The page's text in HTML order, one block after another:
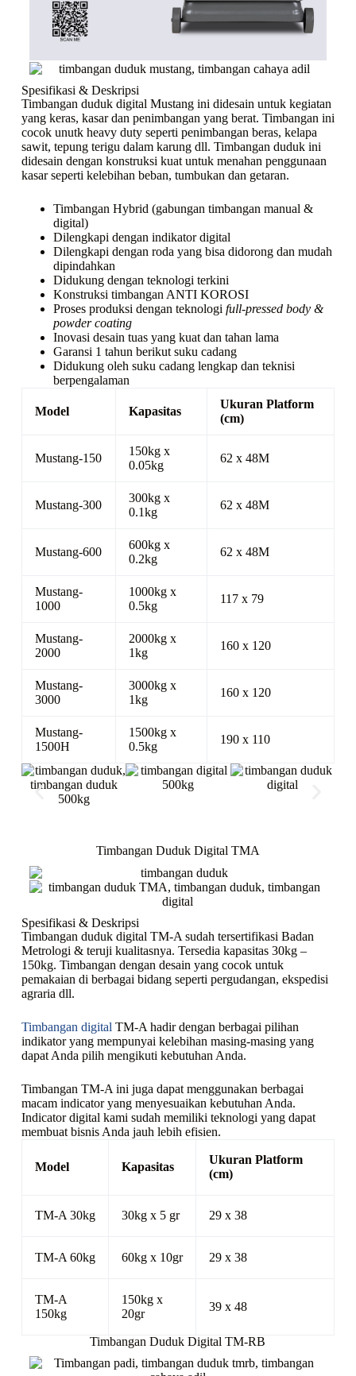
Spesifikasi & Deskripsi
Timbangan duduk digital Mustang ini didesain untuk kegiatan
yang keras, kasar dan penimbangan yang berat. Timbangan ini
cocok unutk heavy duty seperti penimbangan beras, kelapa
sawit, tepung terigu dalam karung dll. Timbangan duduk ini
didesain dengan konstruksi kuat untuk menahan penggunaan
kasar seperti kelebihan beban, tumbukan dan getaran.
Timbangan Hybrid (gabungan timbangan manual &
digital)
Dilengkapi dengan indikator digital
Dilengkapi dengan roda yang bisa didorong dan mudah
dipindahkan
Didukung dengan teknologi terkini
Konstruksi timbangan ANTI KOROSI
Proses produksi dengan teknologi full-pressed body &
powder coating
Inovasi desain tuas yang kuat dan tahan lama
Garansi 1 tahun berikut suku cadang
Didukung oleh suku cadang lengkap dan teknisi
berpengalaman
Model Kapasitas
Ukuran Platform
(cm)
Mustang-150
150kg x
0.05kg
62 x 48M
Mustang-300
300kg x
0.1kg
62 x 48M
Mustang-600
600kg x
0.2kg
62 x 48M
Mustang-
1000
1000kg x
0.5kg
117 x 79
Mustang-
2000
2000kg x
1kg
160 x 120
Mustang-
3000
3000kg x
1kg
160 x 120
Mustang-
1500H
1500kg x
0.5kg
190 x 110
Timbangan Duduk Digital TMA
Spesifikasi & Deskripsi
Timbangan duduk digital TM-A sudah tersertifikasi Badan
Metrologi & teruji kualitasnya. Tersedia kapasitas 30kg –
150kg. Timbangan dengan desain yang cocok untuk
pemakaian di berbagai bidang seperti pergudangan, ekspedisi
agraria dll.
Timbangan digital TM-A hadir dengan berbagai pilihan
indikator yang mempunyai kelebihan masing-masing yang
dapat Anda pilih mengikuti kebutuhan Anda.
Timbangan TM-A ini juga dapat menggunakan berbagai
macam indicator yang menyesuaikan kebutuhan Anda.
Indicator digital kami sudah memiliki teknologi yang dapat
membuat bisnis Anda jauh lebih efisien.
Model Kapasitas
Ukuran Platform
(cm)
TM-A 30kg 30kg x 5 gr 29 x 38
TM-A 60kg 60kg x 10gr 29 x 38
TM-A
150kg
150kg x
20gr
39 x 48
Timbangan Duduk Digital TM-RB